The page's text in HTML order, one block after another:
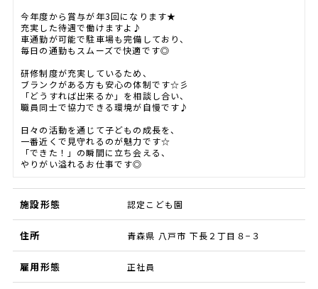
今年度から賞与が年3回になります★
充実した待遇で働けますよ♪
車通勤が可能で駐車場も完備しており、
毎日の通勤もスムーズで快適です◎
研修制度が充実しているため、
ブランクがある方も安心の体制です☆彡
「どうすれば出来るか」を相談し合い、
職員同士で協力できる環境が自慢です♪
日々の活動を通じて子どもの成長を、
一番近くで見守れるのが魅力です☆
「できた！」の瞬間に立ち会える、
やりがい溢れるお仕事です◎
施設形態 認定こども園
住所 青森県 八戸市 下長２丁目８−３
雇用形態 正社員